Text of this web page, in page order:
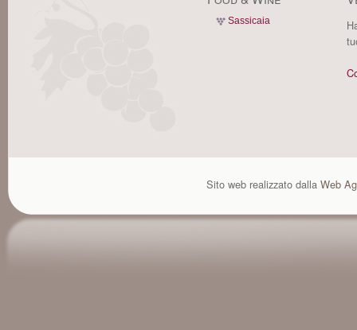
Sassicaia
Sito web realizzato dalla Web